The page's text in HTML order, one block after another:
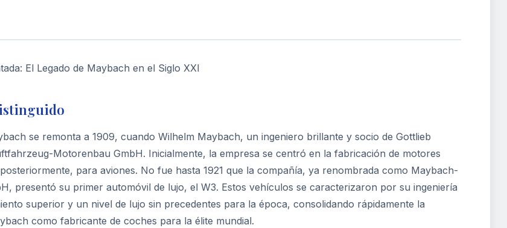
El Legado de Maybach en el Siglo XXI
se remonta a 1909, cuando Wilhelm Maybach, un ingeniero brillante y socio de Gottlieb
Motorenbau GmbH. Inicialmente, la empresa se centró en la fabricación de motores
para aviones. No fue hasta 1921 que la compañía, ya renombrada como Maybach-
presentó su primer automóvil de lujo, el W3. Estos vehículos se caracterizaron por su ingeniería
superior y un nivel de lujo sin precedentes para la época, consolidando rápidamente la
como fabricante de coches para la élite mundial.